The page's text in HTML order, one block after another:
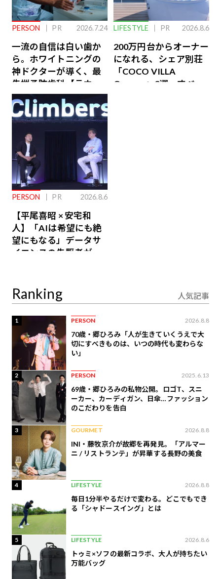
PERSON PR 2026.7.24
一流の自信は白い歯か
ら。ホワイトニングの
神ドクターが導く、最
先端予防歯科【ラウン
ジ会員特典あり】
LIFESTYLE PR 2026.8.6
200万円台からオーナー
になれる、シェア別荘
「COCO VILLA
Owners」3選。すべて
PERSON PR 2026.8.6
【平尾喜昭 × 安宅和
人】「AIは希望にも絶
望にもなる」データサ
イエンスの先駆者が語
Ranking 人気記事
1 PERSON 2026.8.8
70歳・郷ひろみ「人が生きていくうえで大
切にすべきものは、いつの時代も変わらな
い」
2 PERSON 2025.6.13
69歳・郷ひろみの私物公開。ロゴT、スニ
ーカー、カーディガン、日傘…ファッション
のこだわりを告白
3 GOURMET 2026.8.8
INI・藤牧京介が故郷を再発見。「アルマー
ニ / リストランテ」が昇華する長野の美食
4 LIFESTYLE 2026.8.8
毎日1分半やるだけで変わる。どこでもでき
る「シャドースイング」とは
5 LIFESTYLE 2026.8.6
トゥミ×ソフの最新コラボ、大人が持ちたい
万能バッグ